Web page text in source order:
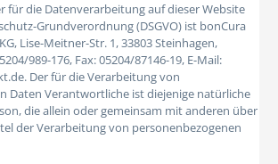
für die Datenverarbeitung auf dieser Website
Grundverordnung (DSGVO) ist bonCura
Lise-Meitner-Str. 1, 33803 Steinhagen,
989-176, Fax: 05204/87146-19, E-Mail:
Der für die Verarbeitung von
Daten Verantwortliche ist diejenige natürliche
die allein oder gemeinsam mit anderen über
der Verarbeitung von personenbezogenen